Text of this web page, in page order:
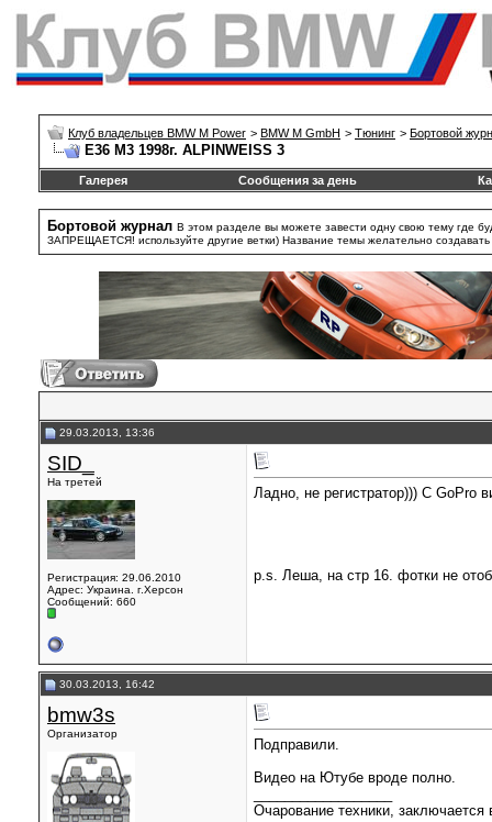
Клуб владельцев BMW M Power > BMW M GmbH > Тюнинг > Бортовой
E36 M3 1998г. ALPINWEISS 3
Галерея Сообщения за день
Бортовой журнал В этом разделе вы можете завести одну свою тему где
ЗАПРЕЩАЕТСЯ! используйте другие ветки) Название темы желательно создавать
29.03.2013, 13:36
SID_
На третей
Регистрация: 29.06.2010
Адрес: Украина. г.Херсон
Сообщений: 660
Ладно, не регистратор))) С GoPro
p.s. Леша, на стр 16. фотки не
30.03.2013, 16:42
bmw3s
Организатор
Подправили.
Видео на Ютубе вроде полно.
Очарование техники,